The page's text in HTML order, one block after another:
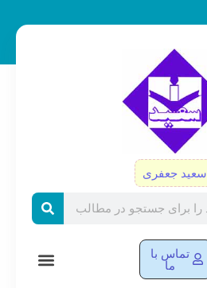
سعید جعفری
تماس با
ما